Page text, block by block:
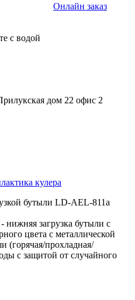
Онлайн заказ
с водой
дом 22 офис 2
кулера
бутыли LD-AEL-811a
загрузка бутыли с
цвета с металлической
(горячая/прохладная/
с защитой от случайного